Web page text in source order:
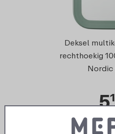
Deksel
rechthoekig
Nordic
5
Bekijk